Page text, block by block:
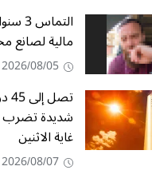
مالية لصانع
2026/08/05
شديدة تضرب
غاية الاثنين
2026/08/07